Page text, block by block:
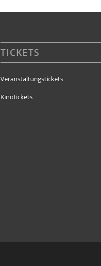
TICKETS
Veranstaltungstickets
Kinotickets